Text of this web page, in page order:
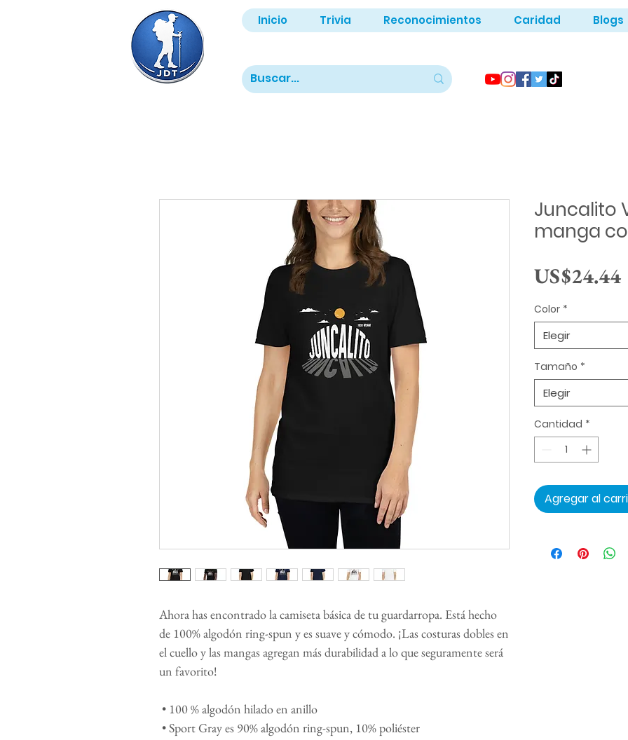
Inicio Trivia Reconocimientos Caridad Blogs
Ahora has encontrado la camiseta básica de tu guardarropa. Está hecho
de 100% algodón ring-spun y es suave y cómodo. ¡Las costuras dobles en
el cuello y las mangas agregan más durabilidad a lo que seguramente será
un favorito!
• 100 % algodón hilado en anillo
• Sport Gray es 90% algodón ring-spun, 10% poliéster
Juncalito
manga
US$24.44
Color *
Elegir
Tamaño *
Elegir
Cantidad *
Agregar al